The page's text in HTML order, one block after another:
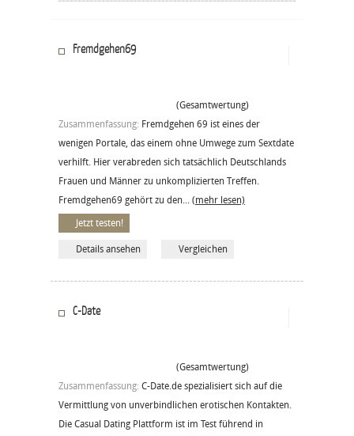
Fremdgehen69
(Gesamtwertung)
Zusammenfassung: Fremdgehen 69 ist eines der
wenigen Portale, das einem ohne Umwege zum Sextdate
verhilft. Hier verabreden sich tatsächlich Deutschlands
Frauen und Männer zu unkomplizierten Treffen.
Fremdgehen69 gehört zu den... (mehr lesen)
Jetzt testen!
Details ansehen Vergleichen
C-Date
(Gesamtwertung)
Zusammenfassung: C-Date.de spezialisiert sich auf die
Vermittlung von unverbindlichen erotischen Kontakten.
Die Casual Dating Plattform ist im Test führend in